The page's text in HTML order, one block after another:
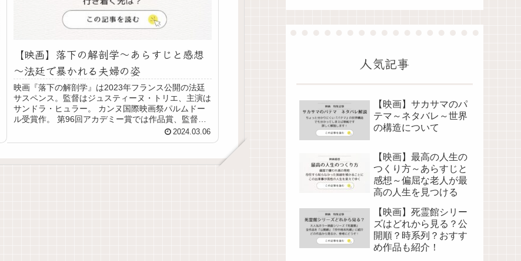
【映画】落下の解剖学～あらすじと感想
～法廷で暴かれる夫婦の姿
映画『落下の解剖学』は2023年フランス公開の法廷
サスペンス。監督はジュスティーヌ・トリエ、主演は
サンドラ・ヒュラー。 カンヌ国際映画祭パルムドー
ル受賞作。 第96回アカデミー賞では作品賞、監督
賞、脚本賞、主演女優賞、編集賞の5部門にノミネ...
2024.03.06
人気記事
【映画】サカサマのパ
テマ～ネタバレ～世界
の構造について
【映画】最高の人生の
つくり方～あらすじと
感想～偏屈な老人が最
高の人生を見つける
【映画】死霊館シリー
ズはどれから見る？公
開順？時系列？おすす
め作品も紹介！